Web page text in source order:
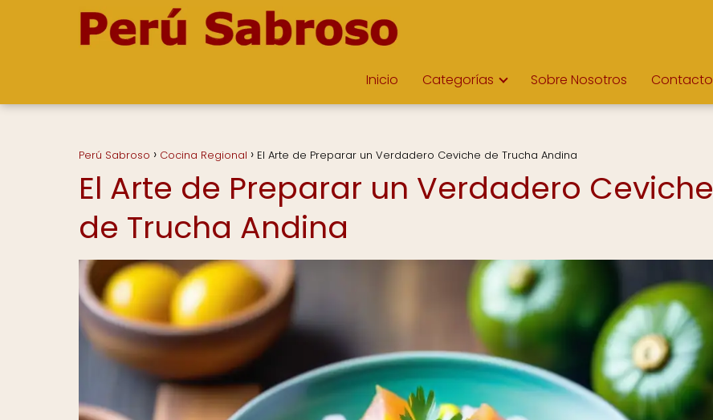
Inicio Categorías Sobre Nosotros Contacto
Perú Sabroso Cocina Regional El Arte de Preparar un Verdadero Ceviche de Trucha Andina
El Arte de Preparar un Verdadero Ceviche
de Trucha Andina